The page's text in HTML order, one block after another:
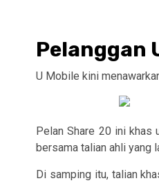
Pelanggan
U Mobile kini
Pelan Share 20 ini khas
bersama talian ahli yang
Di samping itu, talian